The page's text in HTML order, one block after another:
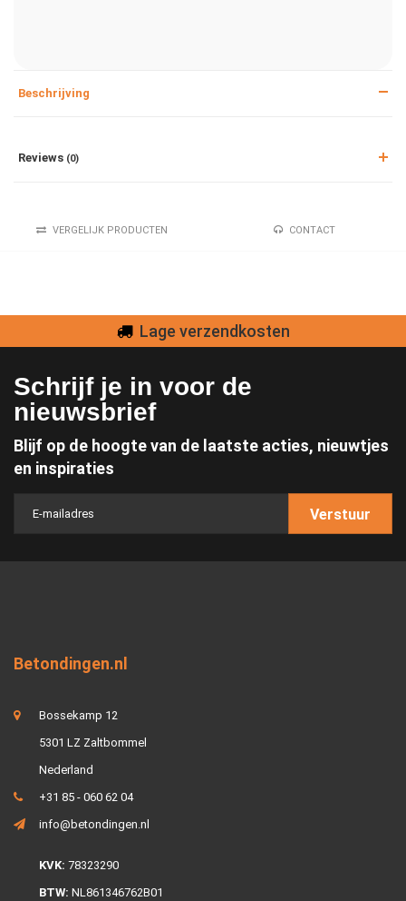
Beschrijving
Reviews (0)
VERGELIJK PRODUCTEN CONTACT
Lage verzendkosten
Schrijf je in voor de
nieuwsbrief
Blijf op de hoogte van de laatste acties, nieuwtjes
en inspiraties
Verstuur
Betondingen.nl
Bossekamp 12
5301 LZ Zaltbommel
Nederland
+31 85 - 060 62 04
info@betondingen.nl
KVK: 78323290
BTW: NL861346762B01